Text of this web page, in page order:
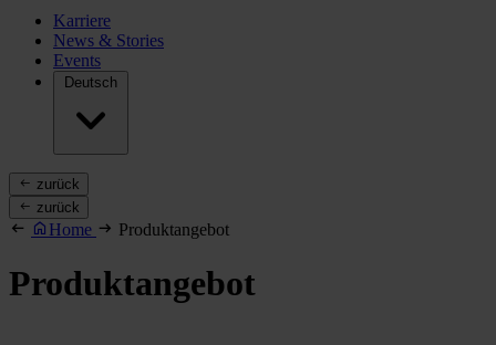
Karriere
News & Stories
Events
Deutsch
zurück
zurück
Home Produktangebot
Produktangebot